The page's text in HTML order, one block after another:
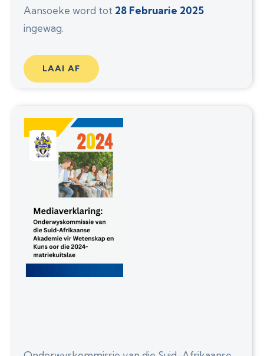
Aansoeke word tot 28 Februarie 2025
ingewag.
LAAI AF